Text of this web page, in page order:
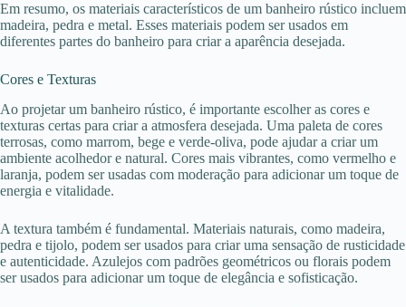
Em resumo, os materiais característicos de um banheiro rústico incluem
madeira, pedra e metal. Esses materiais podem ser usados em
diferentes partes do banheiro para criar a aparência desejada.
Cores e Texturas
Ao projetar um banheiro rústico, é importante escolher as cores e
texturas certas para criar a atmosfera desejada. Uma paleta de cores
terrosas, como marrom, bege e verde-oliva, pode ajudar a criar um
ambiente acolhedor e natural. Cores mais vibrantes, como vermelho e
laranja, podem ser usadas com moderação para adicionar um toque de
energia e vitalidade.
A textura também é fundamental. Materiais naturais, como madeira,
pedra e tijolo, podem ser usados para criar uma sensação de rusticidade
e autenticidade. Azulejos com padrões geométricos ou florais podem
ser usados para adicionar um toque de elegância e sofisticação.